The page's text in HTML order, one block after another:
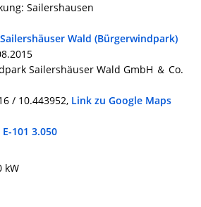
Sailershausen
Wald (Bürgerwindpark)
Sailershäuser Wald GmbH ＆ Co.
/ 10.443952, Link zu Google Maps
101 3.050
kW